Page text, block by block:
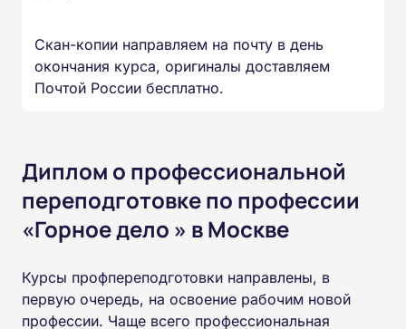
Скан-копии направляем на почту в день
окончания курса, оригиналы доставляем
Почтой России бесплатно.
Диплом о профессиональной
переподготовке по профессии
«Горное дело » в Москве
Курсы профпереподготовки направлены, в
первую очередь, на освоение рабочим новой
профессии. Чаще всего профессиональная